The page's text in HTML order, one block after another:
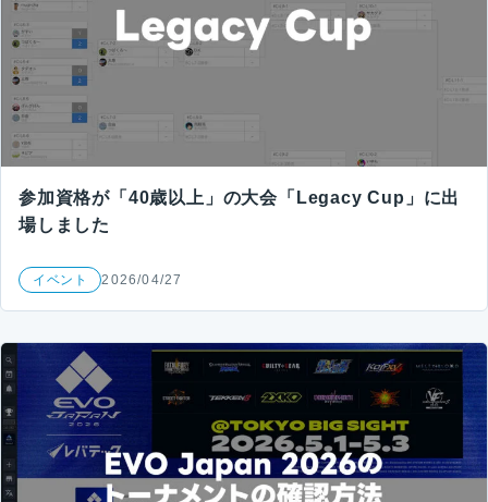
参加資格が「40歳以上」の大会「Legacy Cup」に出
場しました
イベント 2026/04/27